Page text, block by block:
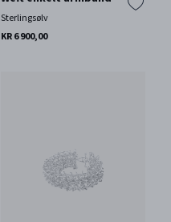
Sterlingsølv
KR 6 900,00